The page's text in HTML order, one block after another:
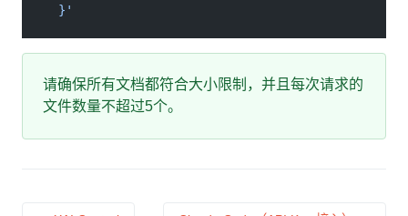
  }'
请确保所有文档都符合大小限制，并且每次请求的
文件数量不超过5个。